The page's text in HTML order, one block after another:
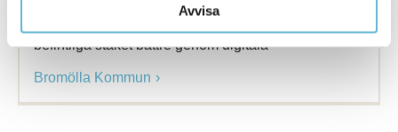
Avvisa
turism-, ... nytillverkning med modern och mera
befintliga staket bättre genom digitala
Bromölla Kommun